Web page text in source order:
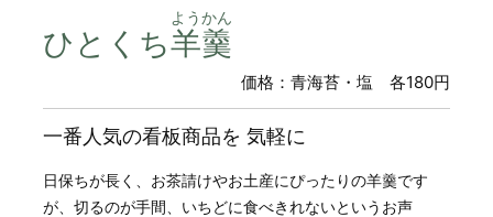
ひとくち羊羹
ようかん
価格：青海苔・塩 各180円
一番人気の看板商品を 気軽に
日保ちが長く、お茶請けやお土産にぴったりの羊羹です
が、切るのが手間、いちどに食べきれないというお声